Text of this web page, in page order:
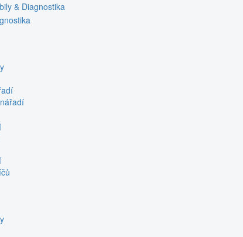
& Diagnostika